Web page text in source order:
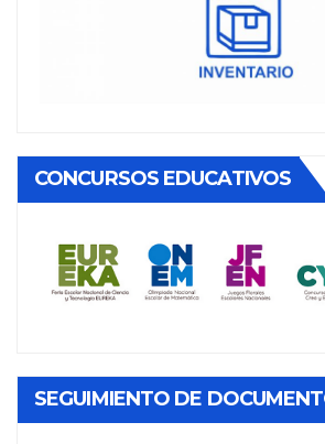
CONCURSOS EDUCATIVOS
SEGUIMIENTO DE